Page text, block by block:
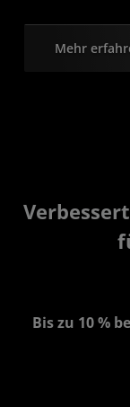
Mehr
Bis zu 10 %